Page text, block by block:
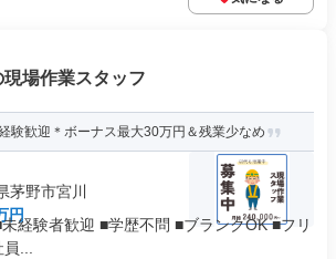
場作業スタッフ
験歓迎＊ボーナス最大30万円＆残業少なめ
茅野市宮川
円
経験者歓迎 ■学歴不問 ■ブランクOK ■フリ
...